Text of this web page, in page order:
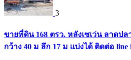
3
ขายที่ดิน 168 ตรว. หลังเซเว่น ลาดปล
กว้าง 40 ม ลึก 17 ม แบ่งได้ ติดต่อ line